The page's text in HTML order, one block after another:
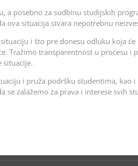
a posebno za sudbinu studijskih
situacija stvara nepotrebnu
i što pre donesu odluku koja
Tražimo transparentnost u procesu i
situacije.
i pruža podršku studentima, kao
se zalažemo za prava i interese svih